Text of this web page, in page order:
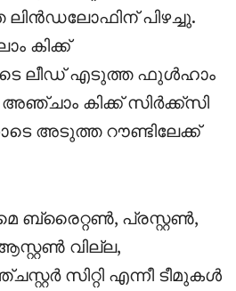
ലിൻഡലോഫിന് പിഴച്ചു.
കിക്ക്
ലീഡ് എടുത്ത ഫുൾഹാം
കിക്ക് സിർക്ക്സി
അടുത്ത റൗണ്ടിലേക്ക്
ബ്രൈറ്റൺ, പ്രസ്റ്റൺ,
വില്ല,
സിറ്റി എന്നീ ടീമുകൾ